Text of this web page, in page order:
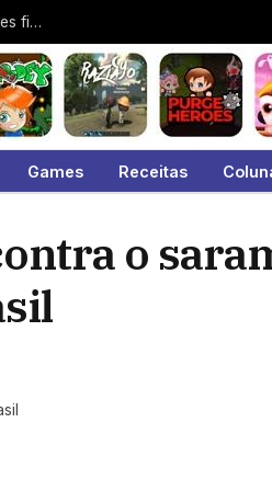
Protesto contra a EDP interdita a Jamil João Zarif depois de moradores ficarem 9 dias sem energia no Malvinas
Games Receitas
o